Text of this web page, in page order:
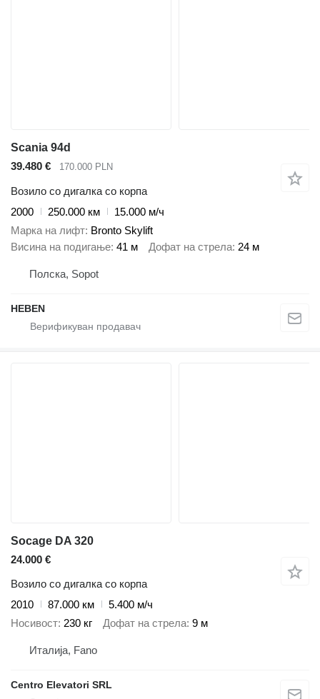
Scania 94d
39.480 €
170.000 PLN
Возило со дигалка со корпа
2000
250.000 км
15.000 м/ч
Марка на лифт Bronto Skylift
Висина на подигање 41 м Дофат на стрела 24 м
Полска, Sopot
HEBEN
Socage DA 320
24.000 €
Возило со дигалка со корпа
2010
87.000 км
5.400 м/ч
Носивост 230 кг Дофат на стрела 9 м
Италија, Fano
Centro Elevatori SRL